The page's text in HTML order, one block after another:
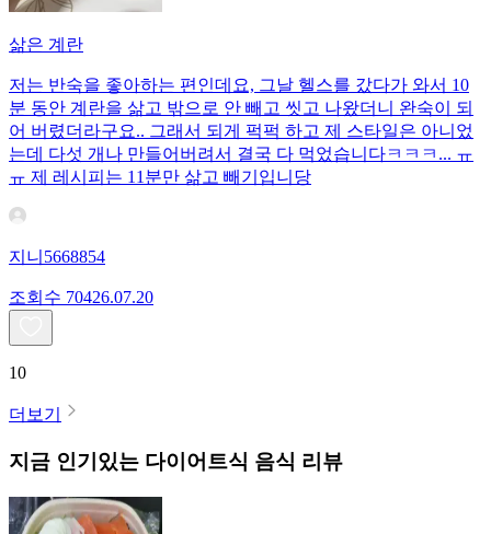
삶은 계란
저는 반숙을 좋아하는 편인데요, 그날 헬스를 갔다가 와서 10
분 동안 계란을 삶고 밖으로 안 빼고 씻고 나왔더니 완숙이 되
어 버렸더라구요.. 그래서 되게 퍽퍽 하고 제 스타일은 아니었
는데 다섯 개나 만들어버려서 결국 다 먹었습니다ㅋㅋㅋ... ㅠ
ㅠ 제 레시피는 11분만 삶고 빼기입니당
지니5668854
조회수 70426.07.20
10
더보기
지금 인기있는 다이어트식 음식 리뷰